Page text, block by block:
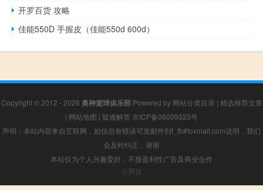
开罗百货 攻略
佳能550D 手握皮（佳能550d 600d）
Copyright © 2012 - 2026 奥神篮球俱乐部Powered by 网站分类目录 | 精选推荐文章
| 网站地图 | 疑难解答 京ICP备06009323号
声明：本站内容来自互联网，如信息有错误可发邮件到f_fb#foxmail.com说明，我们
会及时纠正，谢谢
本站仅为个人兴趣爱好，不接盈利性广告及商业合作
小男孩